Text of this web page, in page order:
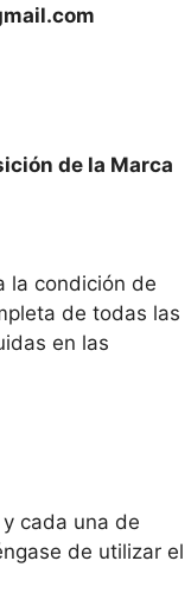
de la Marca
la condición de
de todas las
en las
cada una de
de utilizar el